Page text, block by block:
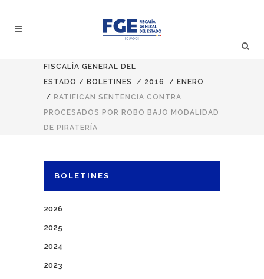
FISCALÍA GENERAL DEL
ESTADO / BOLETINES / 2016 / ENERO
/ RATIFICAN SENTENCIA CONTRA
PROCESADOS POR ROBO BAJO MODALIDAD
DE PIRATERÍA
BOLETINES
2026
2025
2024
2023